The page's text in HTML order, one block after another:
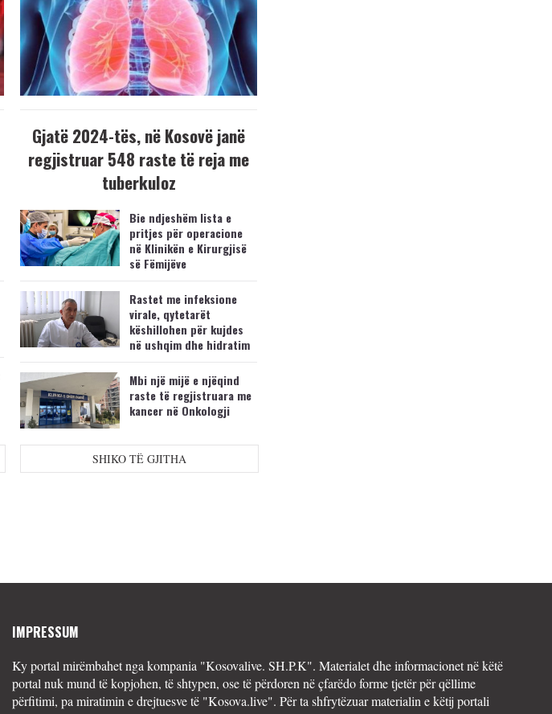
Gjatë 2024-tës, në Kosovë janë
regjistruar 548 raste të reja me
tuberkuloz
Bie ndjeshëm lista e
pritjes për operacione
në Klinikën e Kirurgjisë
së Fëmijëve
Rastet me infeksione
virale, qytetarët
këshillohen për kujdes
në ushqim dhe hidratim
Mbi një mijë e njëqind
raste të regjistruara me
kancer në Onkologji
SHIKO TË GJITHA
IMPRESSUM
Ky portal mirëmbahet nga kompania "Kosovalive. SH.P.K". Materialet dhe informacionet në këtë
portal nuk mund të kopjohen, të shtypen, ose të përdoren në çfarëdo forme tjetër për qëllime
përfitimi, pa miratimin e drejtuesve të "Kosova.live". Për ta shfrytëzuar materialin e këtij portali